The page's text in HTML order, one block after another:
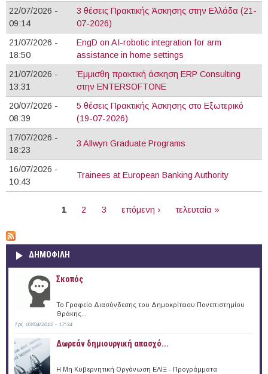
22/07/2026 -
09:14
3 θέσεις Πρακτικής Άσκησης στην Ελλάδα (21-
07-2026)
21/07/2026 -
18:50
EngD on AI-robotic integration for arm
assistance in home settings
21/07/2026 -
13:31
Έμμισθη πρακτική άσκηση ERP Consulting
στην ENTERSOFTONE
20/07/2026 -
08:39
5 θέσεις Πρακτικής Άσκησης στο Εξωτερικό
(19-07-2026)
17/07/2026 -
18:23
3 Allwyn Graduate Programs
16/07/2026 -
10:43
Trainees at European Banking Authority
1 2 3 επόμενη › τελευταία »
ΔΗΜΟΦΙΛΗ
Σκοπός
Το Γραφείο Διασύνδεσης του Δημοκρίτειου Πανεπιστημίου
Θράκης...
Τρί, 03/04/2012 - 17:34
Δωρεάν δημιουργική απασχό...
Η Μη Κυβερνητική Οργάνωση ΕΛΙΞ - Προγράμματα